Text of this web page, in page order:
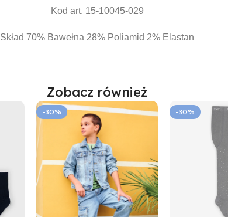
Kod art. 15-10045-029
Skład 70% Bawełna 28% Poliamid 2% Elastan
Zobacz również
-30% -30%